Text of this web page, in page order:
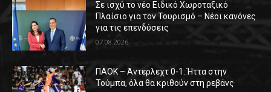
Σε ισχύ το νέο Ειδικό Χωροταξικό
Πλαίσιο για τον Τουρισμό – Νέοι κανόνες
για τις επενδύσεις
07.08.2026
ΠΑΟΚ – Άντερλεχτ 0-1: Ήττα στην
Τούμπα, όλα θα κριθούν στη ρεβάνς